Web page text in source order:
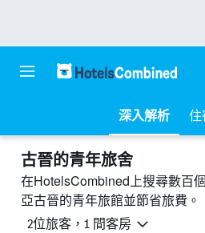
深入解析 住
古晉的青年旅舍
在HotelsCombined上搜尋數百
亞古晉的青年旅館並節省旅費。
2位旅客，1 間客房